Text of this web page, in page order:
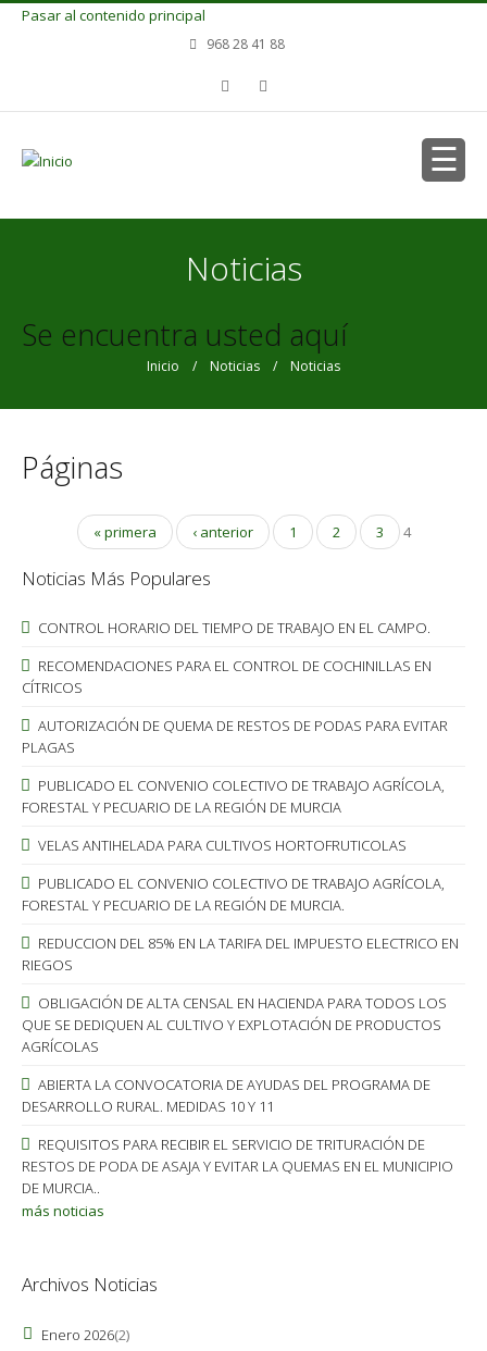
Pasar al contenido principal
968 28 41 88
Noticias
Se encuentra usted aquí
Inicio / Noticias / Noticias
Páginas
« primera ‹ anterior 1 2 3 4
Noticias Más Populares
CONTROL HORARIO DEL TIEMPO DE TRABAJO EN EL CAMPO.
RECOMENDACIONES PARA EL CONTROL DE COCHINILLAS EN
CÍTRICOS
AUTORIZACIÓN DE QUEMA DE RESTOS DE PODAS PARA EVITAR
PLAGAS
PUBLICADO EL CONVENIO COLECTIVO DE TRABAJO AGRÍCOLA,
FORESTAL Y PECUARIO DE LA REGIÓN DE MURCIA
VELAS ANTIHELADA PARA CULTIVOS HORTOFRUTICOLAS
PUBLICADO EL CONVENIO COLECTIVO DE TRABAJO AGRÍCOLA,
FORESTAL Y PECUARIO DE LA REGIÓN DE MURCIA.
REDUCCION DEL 85% EN LA TARIFA DEL IMPUESTO ELECTRICO EN
RIEGOS
OBLIGACIÓN DE ALTA CENSAL EN HACIENDA PARA TODOS LOS
QUE SE DEDIQUEN AL CULTIVO Y EXPLOTACIÓN DE PRODUCTOS
AGRÍCOLAS
ABIERTA LA CONVOCATORIA DE AYUDAS DEL PROGRAMA DE
DESARROLLO RURAL. MEDIDAS 10 Y 11
REQUISITOS PARA RECIBIR EL SERVICIO DE TRITURACIÓN DE
RESTOS DE PODA DE ASAJA Y EVITAR LA QUEMAS EN EL MUNICIPIO
DE MURCIA..
más noticias
Archivos Noticias
Enero 2026(2)